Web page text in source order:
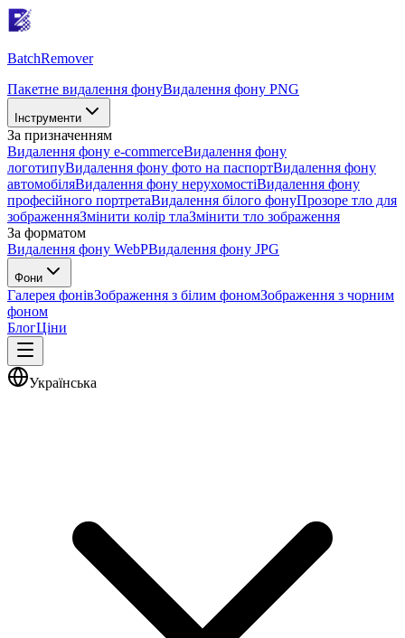
BatchRemover
Пакетне видалення фонуВидалення фону PNG
Інструменти
За призначенням
Видалення фону e-commerceВидалення фону
логотипуВидалення фону фото на паспортВидалення фону
автомобіляВидалення фону нерухомостіВидалення фону
професійного портретаВидалення білого фонуПрозоре тло для
зображенняЗмінити колір тлаЗмінити тло зображення
За форматом
Видалення фону WebPВидалення фону JPG
Фони
Галерея фонівЗображення з білим фономЗображення з чорним
фоном
БлогЦіни
Українська